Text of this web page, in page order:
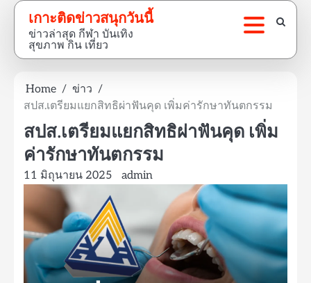
Skip
content
เกาะติดข่าวสนุกวันนี้
ข่าวล่าสุด กีฬา บันเทิง
สุขภาพ กิน เที่ยว
Home
ข่าว
สปส.เตรียมแยกสิทธิผ่าฟันคุด เพิ่มค่ารักษาทันตกรรม
สปส.เตรียมแยกสิทธิผ่าฟันคุด เพิ่ม
ค่ารักษาทันตกรรม
11 มิถุนายน 2025 admin